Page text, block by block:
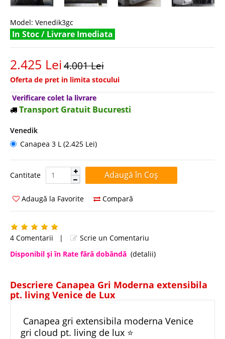
Model: Venedik3gc
In Stoc / Livrare Imediata
2.425 Lei4.001 Lei
Oferta de pret in limita stocului
Verificare colet la livrare
Transport Gratuit Bucuresti
Venedik
Canapea 3 L (2.425 Lei)
Cantitate Cantitate:
Adaugă la Favorite Compară
4 Comentarii |
Scrie un Comentariu
Disponibil şi în Rate fără dobândă (detalii)
Descriere Canapea Gri Moderna extensibila
pt. living Venice de Lux
Canapea gri extensibila moderna Venice
gri cloud pt. living de lux ⭐